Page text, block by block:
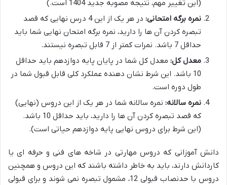
(این تغییر مهم، نتیجه مصوبه جدید 1404 است.)
نمره برگه امتحانی:
در هر یک از این 4 درس نهایی که قصد
تبصره کردن آن ها را دارید، نمره برگه امتحان نهایی شما باید
حداقل 7 باشد. نمرات کمتر از 7 قابل تبصره نیستند.
معدل کل: معدل کل شما در پایان پایه دوازدهم باید حداقل
10 باشد. این شرط نشان دهنده عملکرد کلی قابل قبول شما در
طول دوره است.
نمره سالانه: نمره سالانه شما در هر یک از این دروس (نهایی)
که قصد تبصره کردن آن ها را دارید، باید حداقل 10 باشد.
(این شرط برای دروس نهایی پایه دوازدهم حیاتی است).
دانش آموزانی که دروس مهارتی در شاخه های فنی و حرفه ای یا
کاردانش دارند، باید به خاطر داشته باشند که این دروس و همچنین
دروس با حدنصاب قبولی 12، مشمول تبصره نمی شوند و برای قبولی